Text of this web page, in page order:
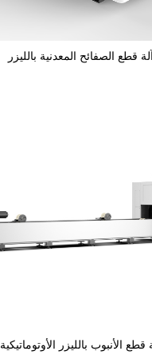
آلة قطع الصفائح المعدنية بالليزر
قطع الأنبوب بالليزر الأوتوماتيكية